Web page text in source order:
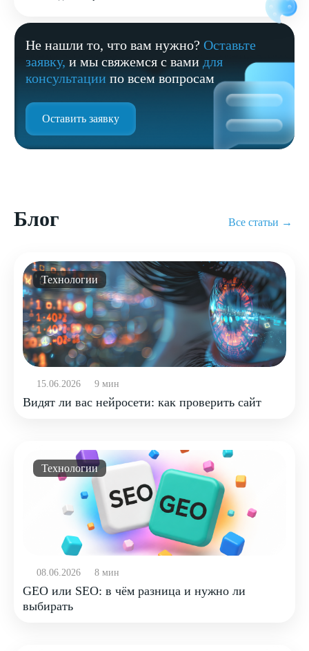
Не нашли то, что вам нужно? Оставьте
заявку, и мы свяжемся с вами для
консультации по всем вопросам
Оставить заявку
Блог Все статьи →
Технологии
15.06.2026 9 мин
Видят ли вас нейросети: как проверить сайт
Технологии
08.06.2026 8 мин
GEO или SEO: в чём разница и нужно ли
выбирать